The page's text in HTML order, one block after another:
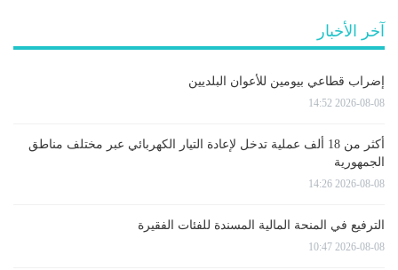
آخر الأخبار
إضراب قطاعي بيومين للأعوان البلديين
2026-08-08 14:52
أكثر من 18 ألف عملية تدخل لإعادة التيار الكهربائي عبر مختلف مناطق
الجمهورية
2026-08-08 14:26
الترفيع في المنحة المالية المسندة للفئات الفقيرة
2026-08-08 10:47